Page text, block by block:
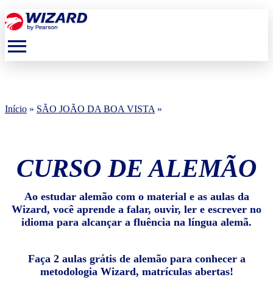
menu
Início » SÃO JOÃO DA BOA VISTA »
CURSO DE ALEMÃO
Ao estudar alemão com o material e as aulas da
Wizard, você aprende a falar, ouvir, ler e escrever no
idioma para alcançar a fluência na língua alemã.
Faça 2 aulas grátis de alemão para conhecer a
metodologia Wizard, matrículas abertas!